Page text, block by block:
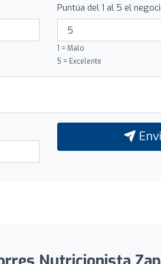
Puntúa del 1 al 5 el
1 = Malo
5 = Excelente